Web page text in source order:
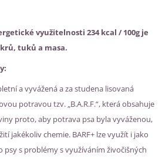
využitelnosti 234 kcal / 100g je
tuků a masa.
a vyvážená a za studena lisovaná
potravou tzv. „B.A.R.F.“, která obsahuje
proto, aby potrava psa byla vyváženou,
jakékoliv chemie. BARF+ lze využít i jako
s problémy s využíváním živočišných